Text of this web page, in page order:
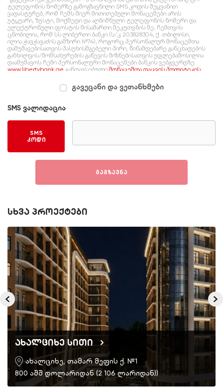
ტელეფონის ნომერზე გამოგზავნილი SMS კოდის შეყვანით
ვადასტურებ, რომ ჩემს მიერ მითითებული მონაცემები არის
უტყუარი, ზუსტი, მოქმედი და აღნიშნული ტელეფონის ნომერი და
ელექტრონული ფოსტის მისამართი მეკუთვნის მე; ჩემთვის
ცნობილია, რომ სს ლიბერთი ბანკი (ს/კ 203828304, ქ. თბილისი,
ილია ჭავჭავაძის გამზირი №74), როგორც პერსონალურ მონაცემთა
დამუშავებისათვის პასუხისმგებელი პირი, წინამდებარე განცხადების
განხილვის/მომსახურების გაწევის მიზნებისათვის უფლებამოსილია
დაამუშავოს ჩემი პერსონალური მონაცემები ბანკის ვებგვერდზე
www.libertybank.ge განთავსებული მონაცემთა დაცვის პოლიტიკის
გავეცანი და ვეთანხმები
SMS ვალიდაცია
SMS
კოდი
გაგზავნა
სხვა პროექტები
ახალციხე სითი
ახალციხე, თამარ მეფის ქ. №1
800 აშშ დოლარიდან (2 106 ლარიდან))